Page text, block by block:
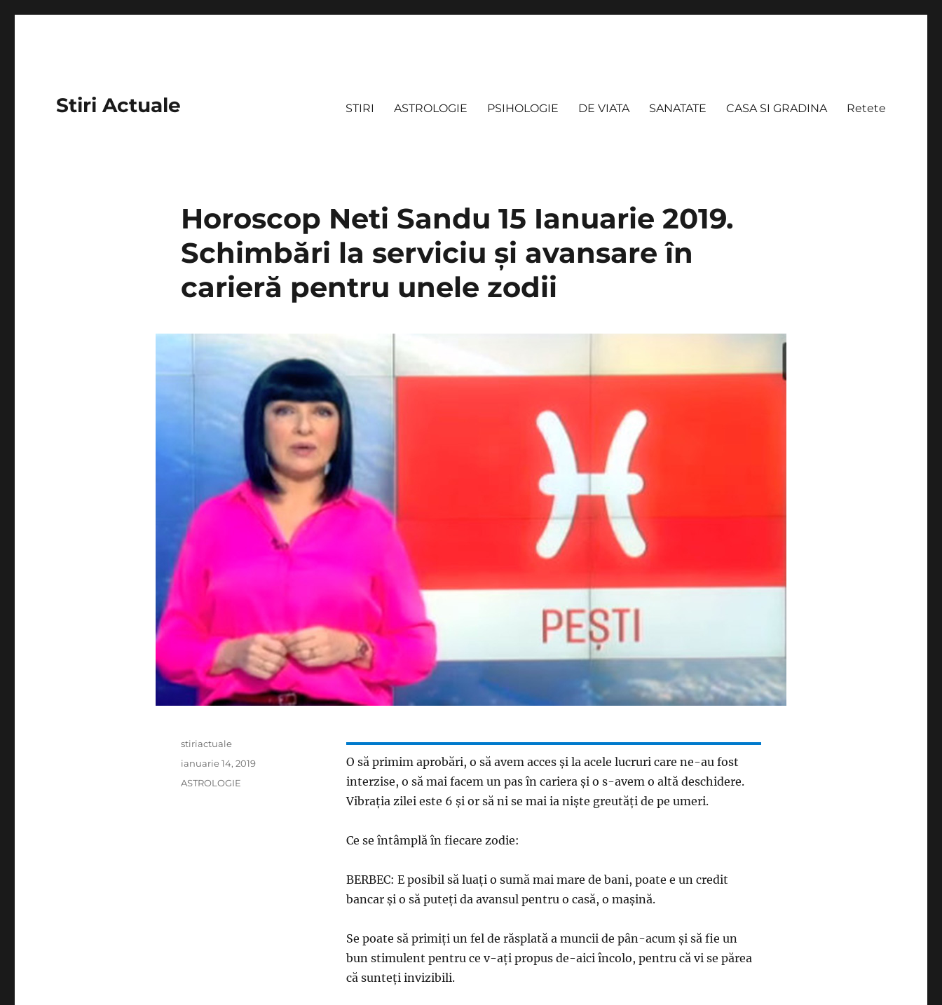
Stiri Actuale STIRI ASTROLOGIE PSIHOLOGIE DE VIATA SANATATE CASA SI GRADINA Retete
Horoscop Neti Sandu 15 Ianuarie 2019.
Schimbări la serviciu și avansare în
carieră pentru unele zodii
O să primim aprobări, o să avem acces şi la acele lucruri care ne-au fost
interzise, o să mai facem un pas în cariera şi o s-avem o altă deschidere.
Vibraţia zilei este 6 şi or să ni se mai ia nişte greutăţi de pe umeri.
Ce se întâmplă în fiecare zodie:
BERBEC: E posibil să luaţi o sumă mai mare de bani, poate e un credit
bancar şi o să puteţi da avansul pentru o casă, o maşină.
Se poate să primiţi un fel de răsplată a muncii de pân-acum şi să fie un
bun stimulent pentru ce v-aţi propus de-aici încolo, pentru că vi se părea
că sunteţi invizibili.
Author
stiriactuale
Posted
ianuarie 14, 2019
Categories
ASTROLOGIE